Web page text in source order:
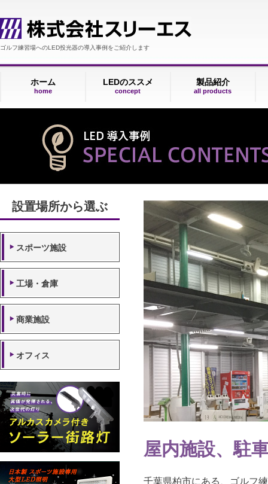
ゴルフ練習場へのLED投光器の導入事例をご紹介します
ホーム
home
LEDのススメ
concept
製品紹介
all products
設置場所から選ぶ
スポーツ施設
工場・倉庫
商業施設
オフィス
屋内施設、駐
千葉県柏市にある、ゴルフ